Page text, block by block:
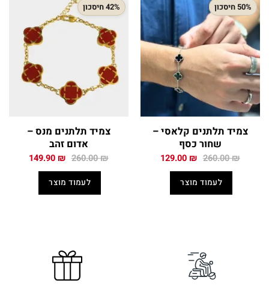
50% חיסכון
צמיד תלתנים קלאסי –
שחור כסף
260.00₪ המחיר
260.00 ₪.
129.00 ₪ המחיר
לעמוד מוצר
42% חיסכון
צמיד תלתנים מנס –
אדום זהב
260.00₪ המחיר
260.00 ₪.
149.90 ₪ המחיר
לעמוד מוצר